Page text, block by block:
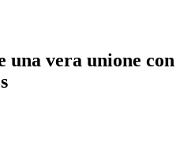
una vera unione con